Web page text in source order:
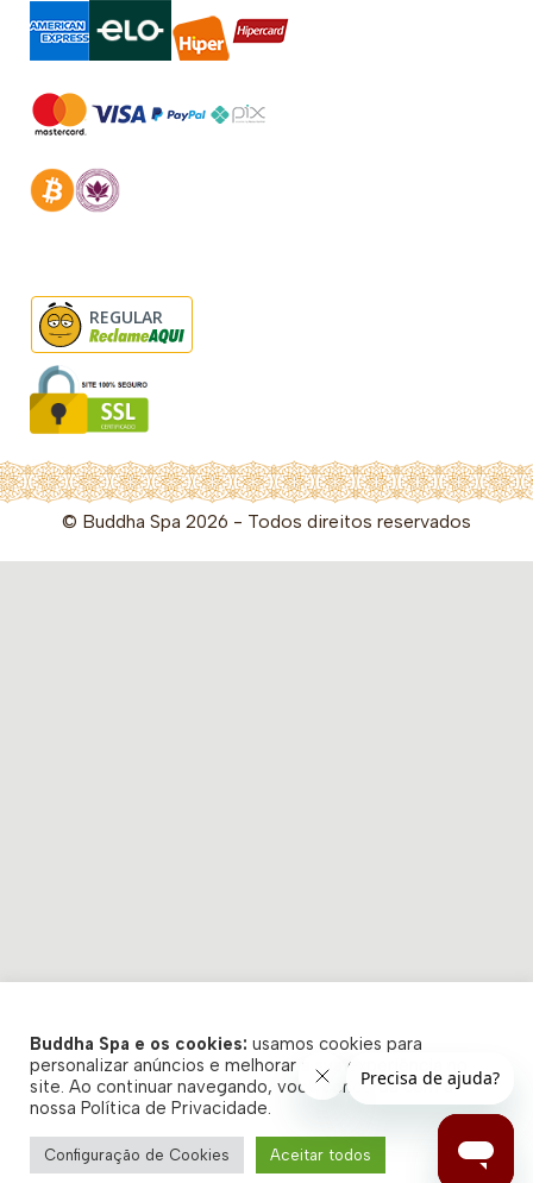
REGULAR
© Buddha Spa 2026 - Todos direitos reservados
Buddha Spa e os cookies: usamos cookies para
personalizar anúncios e melhorar a sua experiência no
site. Ao continuar navegando, você concorda com a
nossa Política de Privacidade.
Configuração de Cookies Aceitar todos